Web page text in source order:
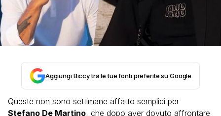
Aggiungi Biccy tra le tue fonti preferite su Google
Queste non sono settimane affatto semplici per
Stefano De Martino, che dopo aver dovuto affrontare